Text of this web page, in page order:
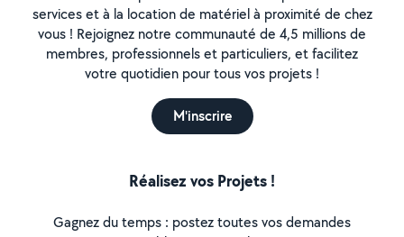
services et à la location de matériel à proximité de chez
vous ! Rejoignez notre communauté de 4,5 millions de
membres, professionnels et particuliers, et facilitez
votre quotidien pour tous vos projets !
M'inscrire
Réalisez vos Projets !
Gagnez du temps : postez toutes vos demandes